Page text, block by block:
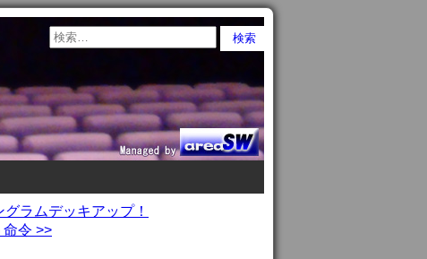
ラムデッキアップ！
令 >>